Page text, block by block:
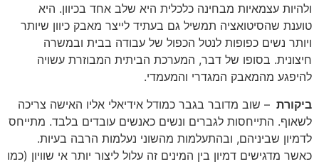
ולהיות עצמאיות מבחינה כלכלית היא שלב אחד בכיוון. היא
טוענת שהסיטואציה תמשיל גם בעתיד לייצר מאבק כיוון שיותר
ויותר נשים כפופות לנטל הכפול של עבודה בבית ובמשרה
חיצונית. בסופו של דבר, המערכת הביתית המבוזרת עשויה
להיפגע מהמאבק המגדרי והמעמדי.
ביקורת – שוב מדובר בגבר כמודל אידיאלי אליו האישה צריכה
לשאוף. התייחסות לגברים ונשים כאנשים עובדים בלבד. מתייחס
לדמיון שביניהם, ובהתעלמות מהשוני נעלמות הרבה בעיות.
כאשר מדגישים דמיון בין המינים זה עלול ליצור יותר אי שוויון (כמו